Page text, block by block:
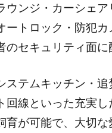
ウンジ・カーシェ
ートロック・防犯
セキュリティ面に
ステムキッチン・
回線といった充実
が可能で、大切